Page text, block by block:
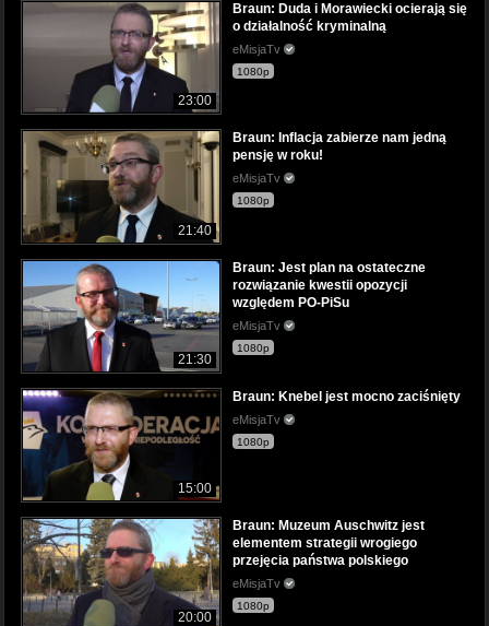
23:00
Braun: Duda i Morawiecki ocierają się
o działalność kryminalną
eMisjaTv
1080p
21:40
Braun: Inflacja zabierze nam jedną
pensję w roku!
eMisjaTv
1080p
21:30
Braun: Jest plan na ostateczne
rozwiązanie kwestii opozycji
względem PO-PiSu
eMisjaTv
1080p
15:00
Braun: Knebel jest mocno zaciśnięty
eMisjaTv
1080p
20:00
Braun: Muzeum Auschwitz jest
elementem strategii wrogiego
przejęcia państwa polskiego
eMisjaTv
1080p